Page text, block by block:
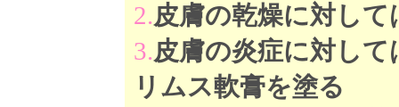
2.皮膚の乾燥に対し
3.皮膚の炎症に対し
リムス軟膏を塗る